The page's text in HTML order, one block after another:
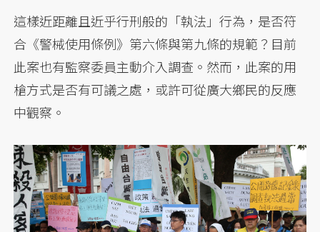
這樣近距離且近乎行刑般的「執法」行為，是否符
合《警械使用條例》第六條與第九條的規範？目前
此案也有監察委員主動介入調查。然而，此案的用
槍方式是否有可議之處，或許可從廣大鄉民的反應
中觀察。